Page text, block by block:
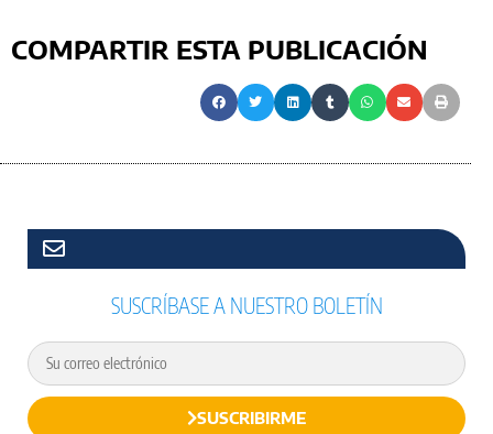
COMPARTIR ESTA PUBLICACIÓN
SUSCRÍBASE A NUESTRO BOLETÍN
SUSCRIBIRME